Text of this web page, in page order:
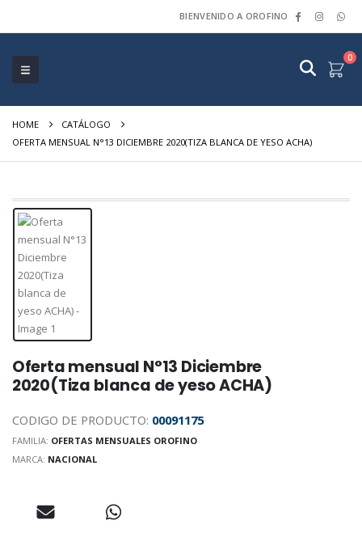
BIENVENIDO A OROFINO
0
HOME
CATÁLOGO
OFERTA MENSUAL N°13 DICIEMBRE 2020(TIZA BLANCA DE YESO ACHA)
Oferta mensual N°13 Diciembre
2020(Tiza blanca de yeso ACHA)
CODIGO DE PRODUCTO: 00091175
FAMILIA: OFERTAS MENSUALES OROFINO
MARCA: NACIONAL